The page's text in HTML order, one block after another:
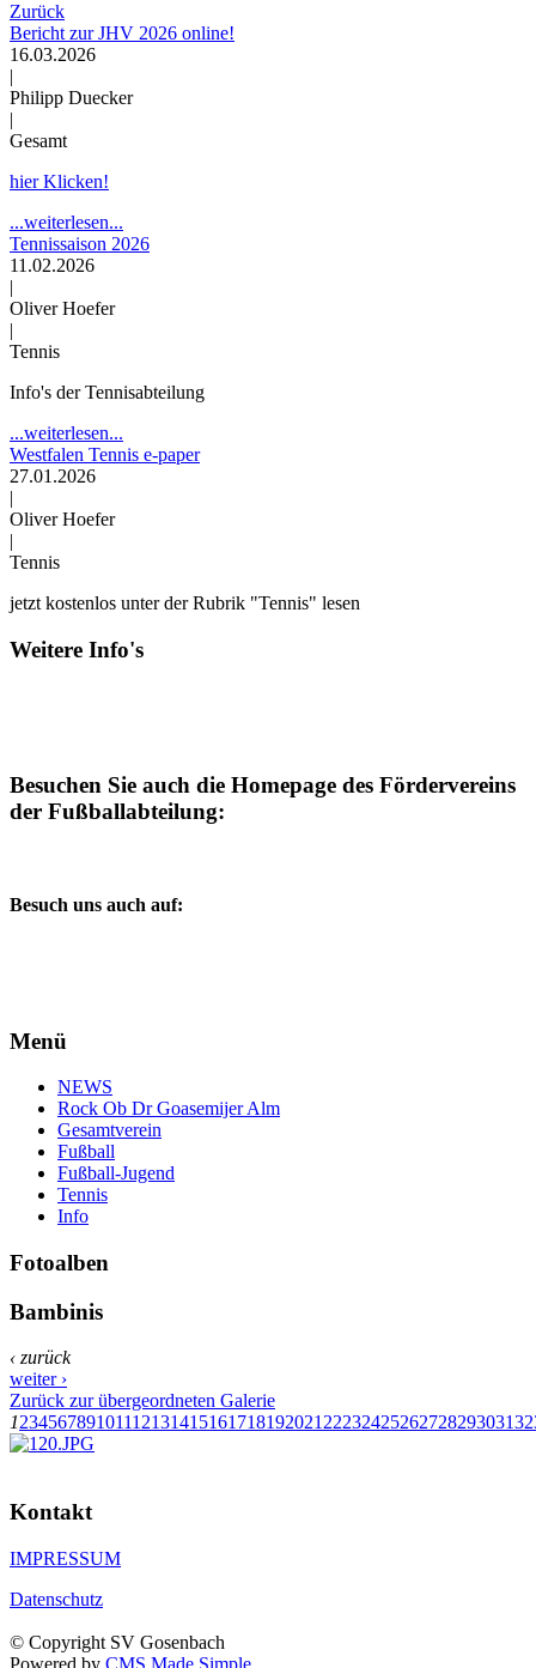
Zurück
Bericht zur JHV 2026 online!
16.03.2026
|
Philipp Duecker
|
Gesamt
hier Klicken!
...weiterlesen...
Tennissaison 2026
11.02.2026
|
Oliver Hoefer
|
Tennis
Info's der Tennisabteilung
...weiterlesen...
Westfalen Tennis e-paper
27.01.2026
|
Oliver Hoefer
|
Tennis
jetzt kostenlos unter der Rubrik "Tennis" lesen
Weitere Info's
Besuchen Sie auch die Homepage des Fördervereins
der Fußballabteilung:
Besuch uns auch auf:
Menü
NEWS
Rock Ob Dr Goasemijer Alm
Gesamtverein
Fußball
Fußball-Jugend
Tennis
Info
Fotoalben
Bambinis
‹ zurück
weiter ›
Zurück zur übergeordneten Galerie
1234567891011121314151617181920212223242526272829303132
Kontakt
IMPRESSUM
Datenschutz
© Copyright SV Gosenbach
Powered by CMS Made Simple